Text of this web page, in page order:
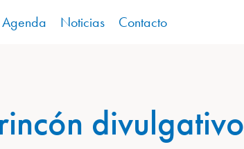
Agenda Noticias Contacto
divulgativo